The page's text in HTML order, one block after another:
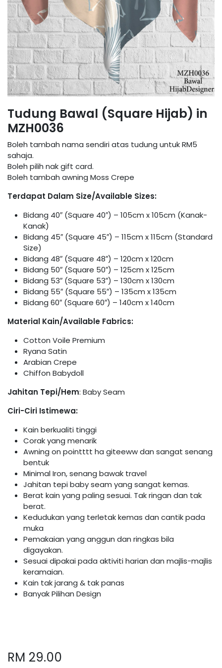
Tudung Bawal (Square Hijab) in
MZH0036
Boleh tambah nama sendiri atas tudung untuk RM5
sahaja.
Boleh pilih nak gift card.
Boleh tambah awning Moss Crepe
Terdapat Dalam Size/Available Sizes:
Bidang 40″ (Square 40″) – 105cm x 105cm (Kanak-
Kanak)
Bidang 45″ (Square 45″) – 115cm x 115cm (Standard
Size)
Bidang 48″ (Square 48″) – 120cm x 120cm
Bidang 50″ (Square 50″) – 125cm x 125cm
Bidang 53″ (Square 53″) – 130cm x 130cm
Bidang 55″ (Square 55″) – 135cm x 135cm
Bidang 60″ (Square 60″) – 140cm x 140cm
Material Kain/Available Fabrics:
Cotton Voile Premium
Ryana Satin
Arabian Crepe
Chiffon Babydoll
Jahitan Tepi/Hem: Baby Seam
Ciri-Ciri Istimewa:
Kain berkualiti tinggi
Corak yang menarik
Awning on pointttt ha giteeww dan sangat senang
bentuk
Minimal Iron, senang bawak travel
Jahitan tepi baby seam yang sangat kemas.
Berat kain yang paling sesuai. Tak ringan dan tak
berat.
Kedudukan yang terletak kemas dan cantik pada
muka
Pemakaian yang anggun dan ringkas bila
digayakan.
Sesuai dipakai pada aktiviti harian dan majlis-majlis
keramaian.
Kain tak jarang & tak panas
Banyak Pilihan Design
RM 29.00